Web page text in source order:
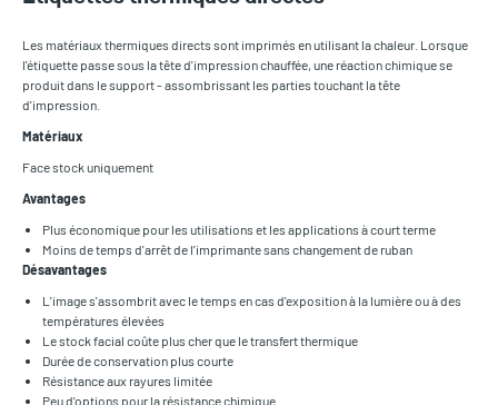
Les matériaux thermiques directs sont imprimés en utilisant la chaleur. Lorsque
l'étiquette passe sous la tête d'impression chauffée, une réaction chimique se
produit dans le support - assombrissant les parties touchant la tête
d'impression.
Matériaux
Face stock uniquement
Avantages
Plus économique pour les utilisations et les applications à court terme
Moins de temps d'arrêt de l'imprimante sans changement de ruban
Désavantages
L'image s'assombrit avec le temps en cas d'exposition à la lumière ou à des
températures élevées
Le stock facial coûte plus cher que le transfert thermique
Durée de conservation plus courte
Résistance aux rayures limitée
Peu d'options pour la résistance chimique